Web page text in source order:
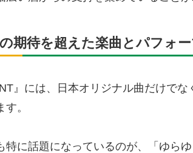
期待を超えた楽曲とパフォ
』には、日本オリジナル曲だけで
。
特に話題になっているのが、「ゆら